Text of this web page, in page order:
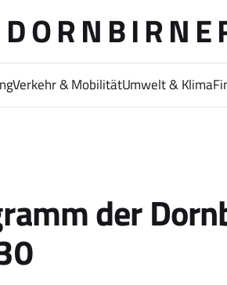
Verkehr & MobilitätUmwelt & Klima
der